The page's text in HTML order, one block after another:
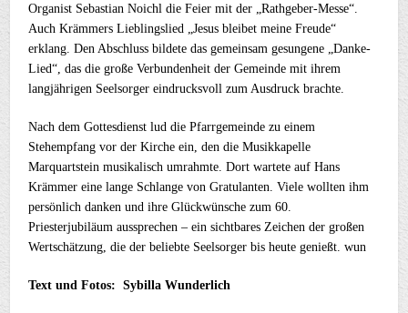
Organist Sebastian Noichl die Feier mit der „Rathgeber-Messe“.
Auch Krämmers Lieblingslied „Jesus bleibet meine Freude“
erklang. Den Abschluss bildete das gemeinsam gesungene „Danke-
Lied“, das die große Verbundenheit der Gemeinde mit ihrem
langjährigen Seelsorger eindrucksvoll zum Ausdruck brachte.
Nach dem Gottesdienst lud die Pfarrgemeinde zu einem
Stehempfang vor der Kirche ein, den die Musikkapelle
Marquartstein musikalisch umrahmte. Dort wartete auf Hans
Krämmer eine lange Schlange von Gratulanten. Viele wollten ihm
persönlich danken und ihre Glückwünsche zum 60.
Priesterjubiläum aussprechen – ein sichtbares Zeichen der großen
Wertschätzung, die der beliebte Seelsorger bis heute genießt. wun
Text und Fotos: Sybilla Wunderlich